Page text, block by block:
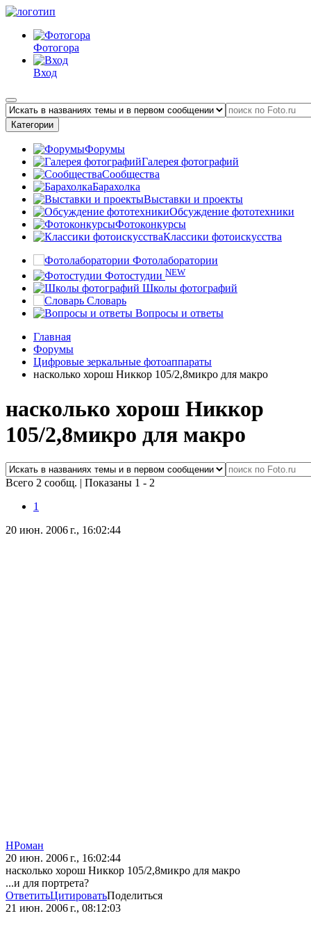
Фотогора
Вход
Категории
Форумы
Галерея фотографий
Сообщества
Барахолка
Выставки и проекты
Обсуждение фототехники
Фотоконкурсы
Классики фотоискусства
Фотолаборатории
Фотостудии NEW
Школы фотографий
Словарь
Вопросы и ответы
Главная
Форумы
Цифровые зеркальные фотоаппараты
насколько хорош Никкор 105/2,8микро для макро
насколько хорош Никкор
105/2,8микро для макро
Всего 2 сообщ. | Показаны 1 - 2
1
20 июн. 2006 г., 16:02:44
НРоман
20 июн. 2006 г., 16:02:44
насколько хорош Никкор 105/2,8микро для макро
...и для портрета?
ОтветитьЦитироватьПоделиться
21 июн. 2006 г., 08:12:03